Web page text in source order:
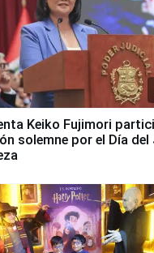
Keiko Fujimori
solemne por el Día del